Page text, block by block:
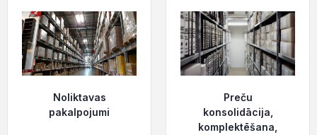
Noliktavas
pakalpojumi
Preču
konsolidācija,
komplektēšana,